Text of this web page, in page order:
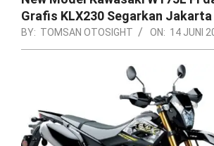
Grafis KLX230 Segarkan Jakarta
BY: TOMSAN OTOSIGHT ON: 14 JUNI